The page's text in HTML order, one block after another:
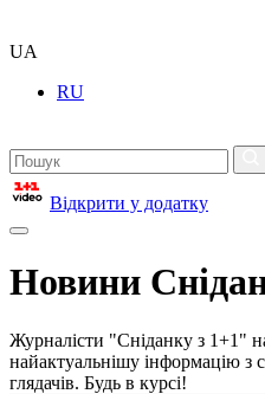
UA
RU
Відкрити у додатку
Новини
Журналісти "Сніданку з 1+1"
найактуальнішу інформацію з
глядачів. Будь в курсі!